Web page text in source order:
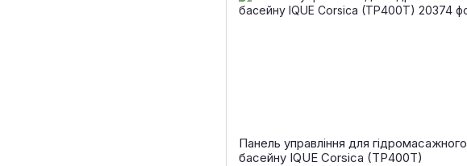
Панель управління для гідромасажного
басейну IQUE Corsica (TP400T)